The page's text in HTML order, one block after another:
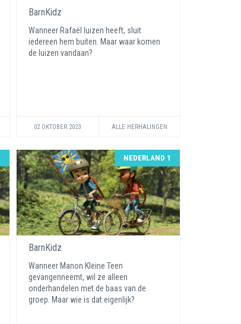
BarnKidz
Wanneer Rafaël luizen heeft, sluit
iedereen hem buiten. Maar waar komen
de luizen vandaan?
02 OKTOBER 2023 ALLE HERHALINGEN
NEDERLAND 1
BarnKidz
Wanneer Manon Kleine Teen
gevangenneemt, wil ze alleen
onderhandelen met de baas van de
groep. Maar wie is dat eigenlijk?